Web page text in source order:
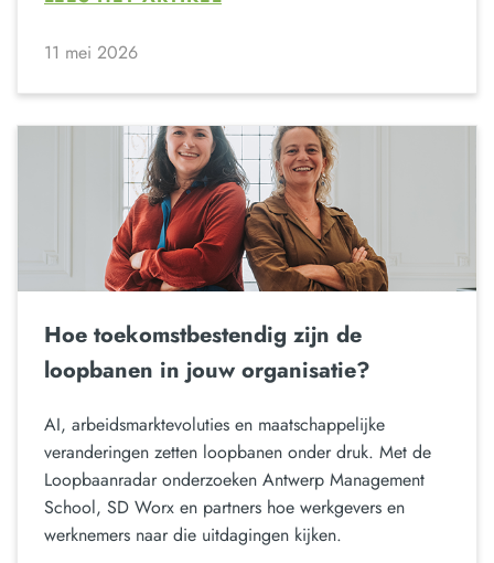
11 mei 2026
Hoe toekomstbestendig zijn de
loopbanen in jouw organisatie?
AI, arbeidsmarktevoluties en maatschappelijke
veranderingen zetten loopbanen onder druk. Met de
Loopbaanradar onderzoeken Antwerp Management
School, SD Worx en partners hoe werkgevers en
werknemers naar die uitdagingen kijken.